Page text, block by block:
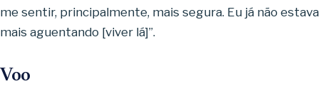
me sentir, principalmente, mais segura. Eu já não estava
mais aguentando [viver lá]”.
Voo